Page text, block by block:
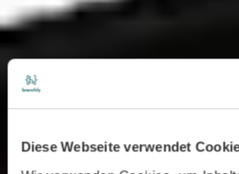
Diese Webseite verwendet